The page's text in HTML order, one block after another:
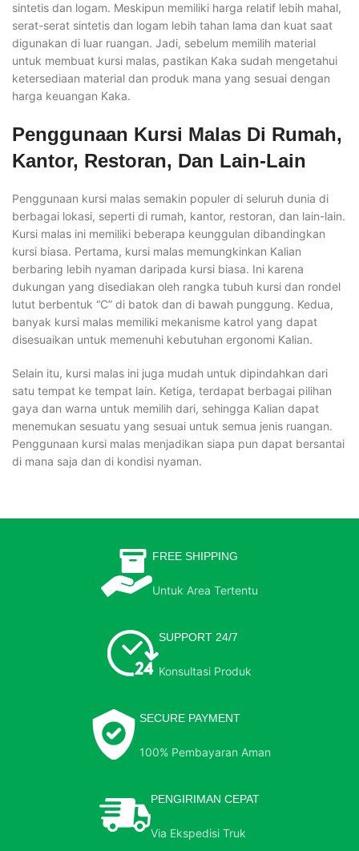
sintetis dan logam. Meskipun memiliki harga relatif lebih mahal,
serat-serat sintetis dan logam lebih tahan lama dan kuat saat
digunakan di luar ruangan. Jadi, sebelum memilih material
untuk membuat kursi malas, pastikan Kaka sudah mengetahui
ketersediaan material dan produk mana yang sesuai dengan
harga keuangan Kaka.
Penggunaan Kursi Malas Di Rumah,
Kantor, Restoran, Dan Lain-Lain
Penggunaan kursi malas semakin populer di seluruh dunia di
berbagai lokasi, seperti di rumah, kantor, restoran, dan lain-lain.
Kursi malas ini memiliki beberapa keunggulan dibandingkan
kursi biasa. Pertama, kursi malas memungkinkan Kalian
berbaring lebih nyaman daripada kursi biasa. Ini karena
dukungan yang disediakan oleh rangka tubuh kursi dan rondel
lutut berbentuk “C” di batok dan di bawah punggung. Kedua,
banyak kursi malas memiliki mekanisme katrol yang dapat
disesuaikan untuk memenuhi kebutuhan ergonomi Kalian.
Selain itu, kursi malas ini juga mudah untuk dipindahkan dari
satu tempat ke tempat lain. Ketiga, terdapat berbagai pilihan
gaya dan warna untuk memilih dari, sehingga Kalian dapat
menemukan sesuatu yang sesuai untuk semua jenis ruangan.
Penggunaan kursi malas menjadikan siapa pun dapat bersantai
di mana saja dan di kondisi nyaman.
FREE SHIPPING
Untuk Area Tertentu
SUPPORT 24/7
Konsultasi Produk
SECURE PAYMENT
100% Pembayaran Aman
PENGIRIMAN CEPAT
Via Ekspedisi Truk